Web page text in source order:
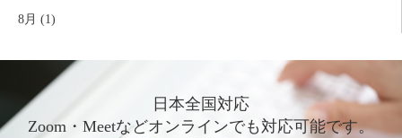
8月 (1)
日本全国対応
Zoom・Meetなどオンラインでも対応可能です。